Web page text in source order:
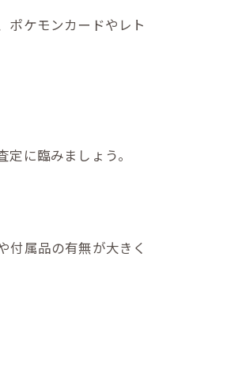
ポケモンカードやレト
に臨みましょう。
付属品の有無が大きく